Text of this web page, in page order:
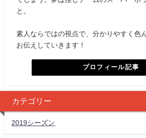
と。
素人ならではの視点で、分かりやすく色
お伝えしていきます！
プロフィール記事
カテゴリー
2019シーズン